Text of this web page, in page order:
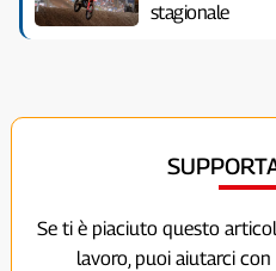
stagionale
Se ti è piaciuto questo
lavoro, puoi aiutarci